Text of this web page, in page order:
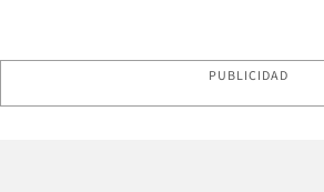
PUBLICIDAD